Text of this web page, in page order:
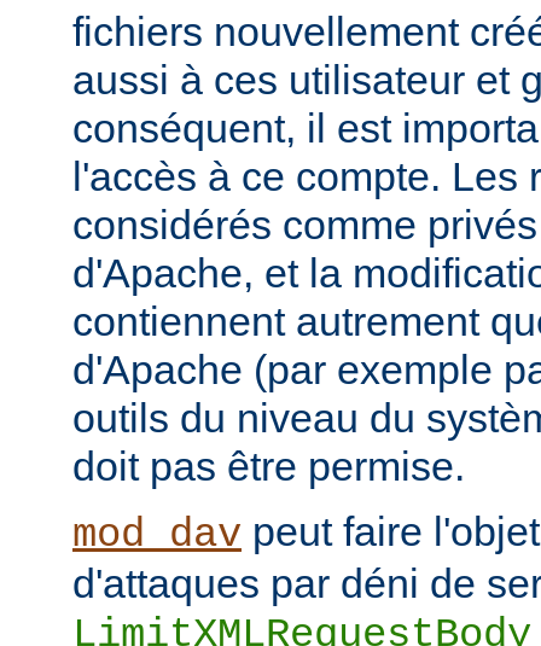
fichiers nouvellement
aussi à ces utilisateur et
conséquent, il est
l'accès à ce compte. Les
considérés comme
d'Apache, et la
contiennent autrement
d'Apache (par exemple
outils du niveau du
doit pas être permise.
mod_dav peut faire
d'attaques par déni de
LimitXMLRequestBody